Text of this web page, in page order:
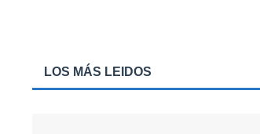
LOS MÁS LEIDOS